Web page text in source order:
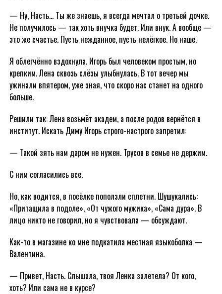
— Ну, Насть… Ты же знаешь, я всегда мечтал о третьей дочке.
Не получилось — так хоть внучка будет. Или внук. А вообще —
это же счастье. Пусть нежданное, пусть нелёгкое. Но наше.
Я облегчённо вздохнула. Игорь был человеком простым, но
крепким. Лена сквозь слёзы улыбнулась. В тот вечер мы
ужинали впятером, уже зная, что скоро нас станет на одного
больше.
Решили так: Лена возьмёт академ, а после родов вернётся в
институт. Искать Диму Игорь строго-настрого запретил:
— Такой зять нам даром не нужен. Трусов в семье не держим.
С ним согласились все.
Но, как водится, в посёлке поползли сплетни. Шушукались:
«Притащила в подоле», «От чужого мужика», «Сама дура». В
лицо никто не говорил, но я чувствовала — обсуждают.
Как-то в магазине ко мне подкатила местная языкоболка —
Валентина.
— Привет, Насть. Слышала, твоя Ленка залетела? От кого,
хоть? Или сама не в курсе?